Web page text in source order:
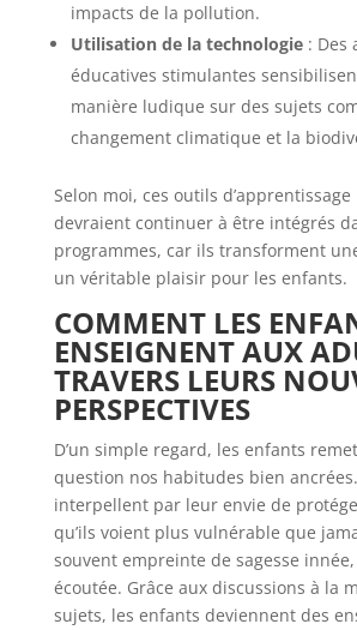
impacts de la pollution.
Utilisation de la technologie: Des
éducatives stimulantes
manière ludique sur des sujets
changement climatique et la
Selon moi, ces outils
devraient continuer à être intégrés
programmes, car ils transforment
un véritable plaisir pour les enfants.
COMMENT LES
ENSEIGNENT AUX
TRAVERS LEURS
PERSPECTIVES
D’un simple regard, les enfants
question nos habitudes bien
interpellent par leur envie de
qu’ils voient plus vulnérable que
souvent empreinte de sagesse
écoutée. Grâce aux discussions à la
sujets, les enfants deviennent des